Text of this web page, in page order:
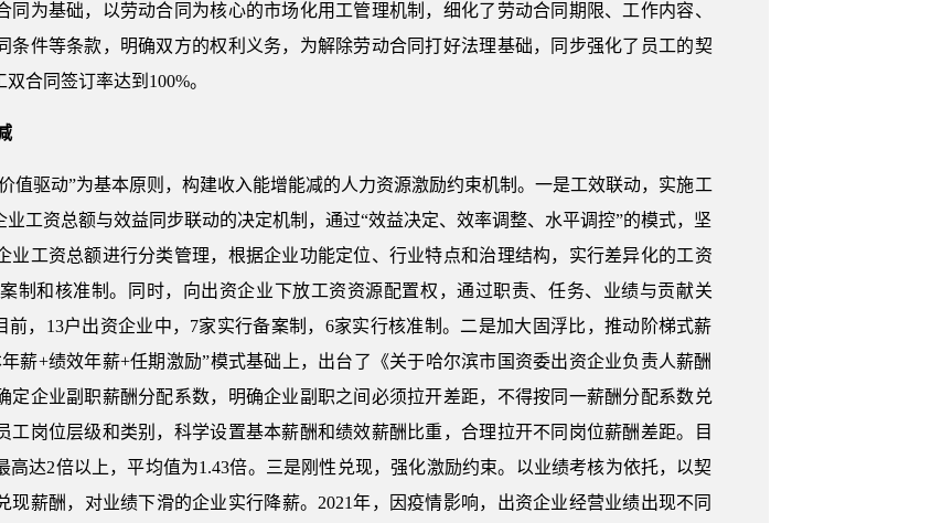
为基础，以劳动合同为核心的市场化用工管理机制，细化了劳动合同期限、工作内容、
条件等条款，明确双方的权利义务，为解除劳动合同打好法理基础，同步强化了员工的契
合同签订率达到100%。
值驱动”为基本原则，构建收入能增能减的人力资源激励约束机制。一是工效联动，实施工
工资总额与效益同步联动的决定机制，通过“效益决定、效率调整、水平调控”的模式，坚
业工资总额进行分类管理，根据企业功能定位、行业特点和治理结构，实行差异化的工资
制和核准制。同时，向出资企业下放工资资源配置权，通过职责、任务、业绩与贡献关
前，13户出资企业中，7家实行备案制，6家实行核准制。二是加大固浮比，推动阶梯式薪
薪+绩效年薪+任期激励”模式基础上，出台了《关于哈尔滨市国资委出资企业负责人薪酬
定企业副职薪酬分配系数，明确企业副职之间必须拉开差距，不得按同一薪酬分配系数兑
工岗位层级和类别，科学设置基本薪酬和绩效薪酬比重，合理拉开不同岗位薪酬差距。目
达2倍以上，平均值为1.43倍。三是刚性兑现，强化激励约束。以业绩考核为依托，以契
薪酬，对业绩下滑的企业实行降薪。2021年，因疫情影响，出资企业经营业绩出现不同